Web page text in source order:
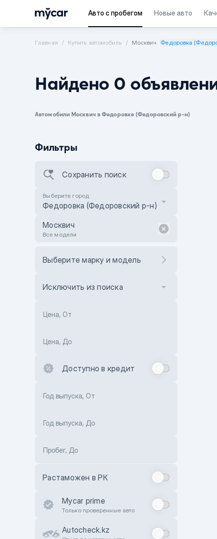
Авто с пробегом Новые авто
Главная Купить автомобиль Москвич Федоровка
Найдено 0
Автомобили Москвич в Федоровке (Федоровский р-н)
Фильтры
Сохранить поиск
Выберите город
Федоровка (Федоровский р-н)
Москвич
Все модели
Выберите марку и модель
Исключить из поиска
Цена, От
Цена, До
Доступно в кредит
Год выпуска, От
Год выпуска, До
Пробег, До
Растаможен в РК
Mycar prime
Только проверенные авто
Autocheck.kz